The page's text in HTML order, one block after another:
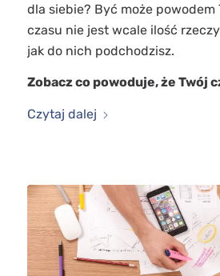
dla siebie? Być może powodem
czasu nie jest wcale ilość
jak do nich podchodzisz.
Zobacz co powoduje, że Twój
Czytaj dalej